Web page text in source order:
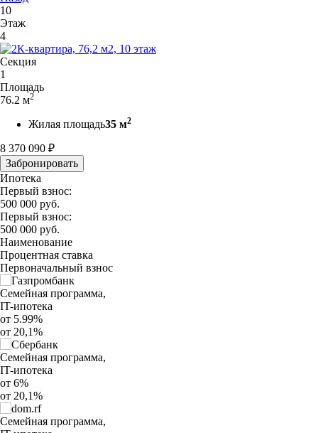
10
Этаж
4
Секция
1
Площадь
76.2 м2
Жилая площадь35 м2
8 370 090 ₽
Забронировать
Ипотека
Первый взнос:
500 000 руб.
Первый взнос:
500 000 руб.
Наименование
Процентная ставка
Первоначальный взнос
Семейная программа,
IT-ипотека
от 5.99%
от 20,1%
Семейная программа,
IT-ипотека
от 6%
от 20,1%
Семейная программа,